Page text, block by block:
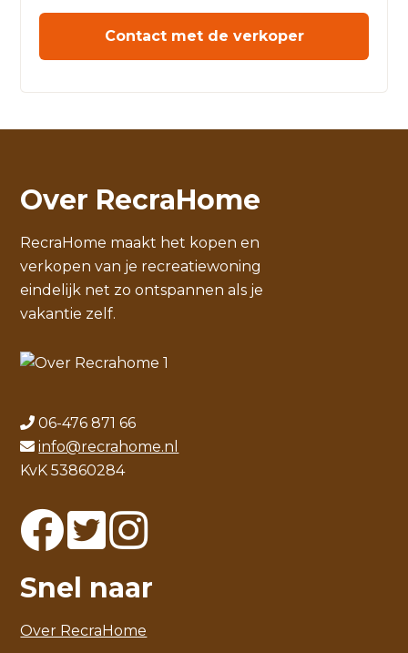
Contact met de verkoper
Over RecraHome
RecraHome maakt het kopen en
verkopen van je recreatiewoning
eindelijk net zo ontspannen als je
vakantie zelf.
06-476 871 66
info@recrahome.nl
KvK 53860284
Snel naar
Over RecraHome